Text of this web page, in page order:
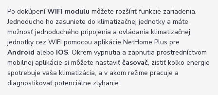
Po dokúpeníWIFI modulu môžete rozšíriť funkcie zariadenia.
Jednoducho ho zasuniete do klimatizačnej jednotky a máte
možnosť jednoduchého pripojenia a ovládania klimatizačnej
jednotky cez WIFI pomocou aplikácie NetHome Plus pre
Android alebo IOS. Okrem vypnutia a zapnutia prostredníctvom
mobilnej aplikácie si môžete nastaviť časovač, zistiť koľko energie
spotrebuje vaša klimatizácia, a v akom režime pracuje a
diagnostikovať potenciálne zlyhanie.